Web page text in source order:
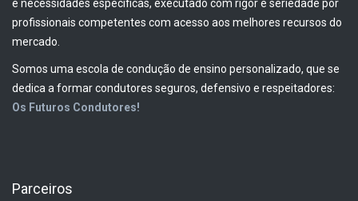
e necessidades específicas, executado com rigor e seriedade por
profissionais competentes com acesso aos melhores recursos do
mercado.
Somos uma escola de condução de ensino personalizado, que se
dedica a formar condutores seguros, defensivo e respeitadores:
Os Futuros Condutores!
Parceiros